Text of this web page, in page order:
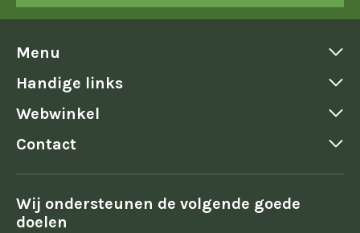
Menu
Handige links
Webwinkel
Contact
Wij ondersteunen de volgende goede
doelen